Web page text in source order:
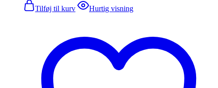
Tilføj til kurv Hurtig visning